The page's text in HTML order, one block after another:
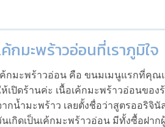
ค้กมะพร้าวอ่อนที่เราภูมิใจ
ค้กมะพร้าวอ่อน คือ ขนมเมนูแรกที่คุณ
ห้เปิดร้านค่ะ เนื้อเค้กมะพร้าวอ่อนของ
ากน้ำมะพร้าว เลยตั้งชื่อว่าสูตรออริจิ
นเกิดเป็นเค้กมะพร้าวอ่อน มีทั้งซื้อฝา